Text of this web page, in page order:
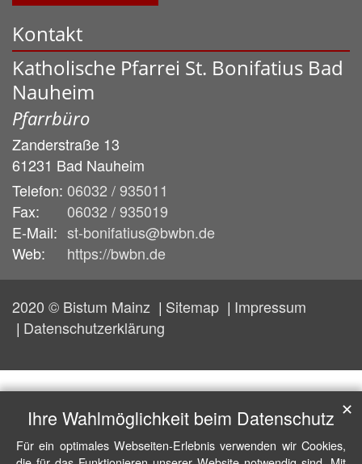
Kontakt
Katholische Pfarrei St. Bonifatius Bad
Nauheim
Pfarrbüro
Zanderstraße 13
61231 Bad Nauheim
Telefon: 06032 / 935011
Fax:
06032 / 935019
E-Mail: st-bonifatius@bwbn.de
Web:
https://bwbn.de
2020 © Bistum Mainz Sitemap
Impressum
Datenschutzerklärung
Ihre Wahlmöglichkeit beim Datenschutz
Für ein optimales Webseiten-Erlebnis verwenden wir Cookies,
✕